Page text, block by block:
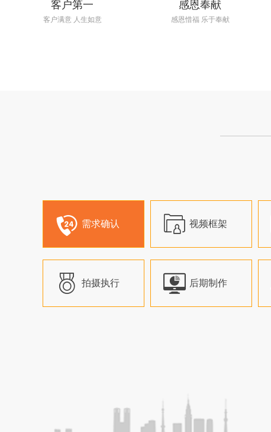
客户第一
客户满意 人生如意
感恩奉献
感恩惜福 乐于奉献
 需求确认  视频框架
 拍摄执行  后期制作